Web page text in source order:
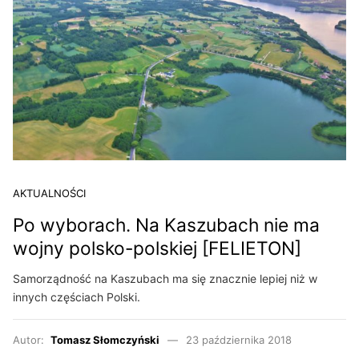
AKTUALNOŚCI
Po wyborach. Na Kaszubach nie ma
wojny polsko-polskiej [FELIETON]
Samorządność na Kaszubach ma się znacznie lepiej niż w
innych częściach Polski.
Autor: Tomasz Słomczyński
23 października 2018